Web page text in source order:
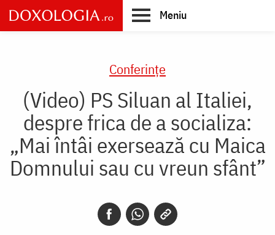
Skip
to
main
Meniu
Conferințe
(Video) PS Siluan al Italiei,
despre frica de a socializa:
„Mai întâi exersează cu Maica
Domnului sau cu vreun sfânt”